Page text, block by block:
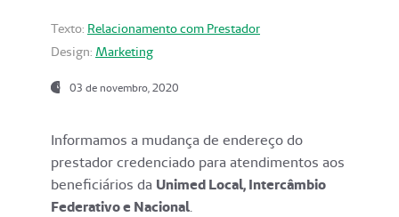
Texto: Relacionamento com Prestador
Design: Marketing
03 de novembro, 2020
Informamos a mudança de endereço do
prestador credenciado para atendimentos aos
beneficiários da Unimed Local, Intercâmbio
Federativo e Nacional.